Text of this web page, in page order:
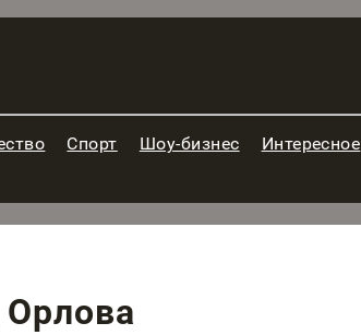
Спорт Шоу-бизнес Интересное